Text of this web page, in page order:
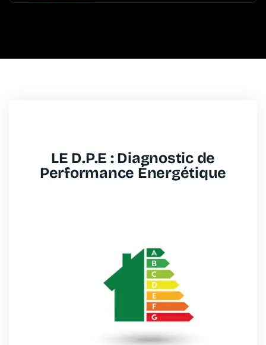
LE D.P.E : Diagnostic de
Performance Énergétique